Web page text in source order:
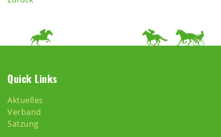
Quick Links
Aktuelles
Verband
Satzung